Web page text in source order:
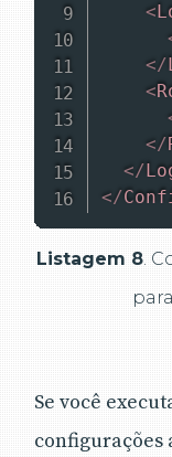
<
</
<
</
</
</
Listagem 8.
Se você
configurações